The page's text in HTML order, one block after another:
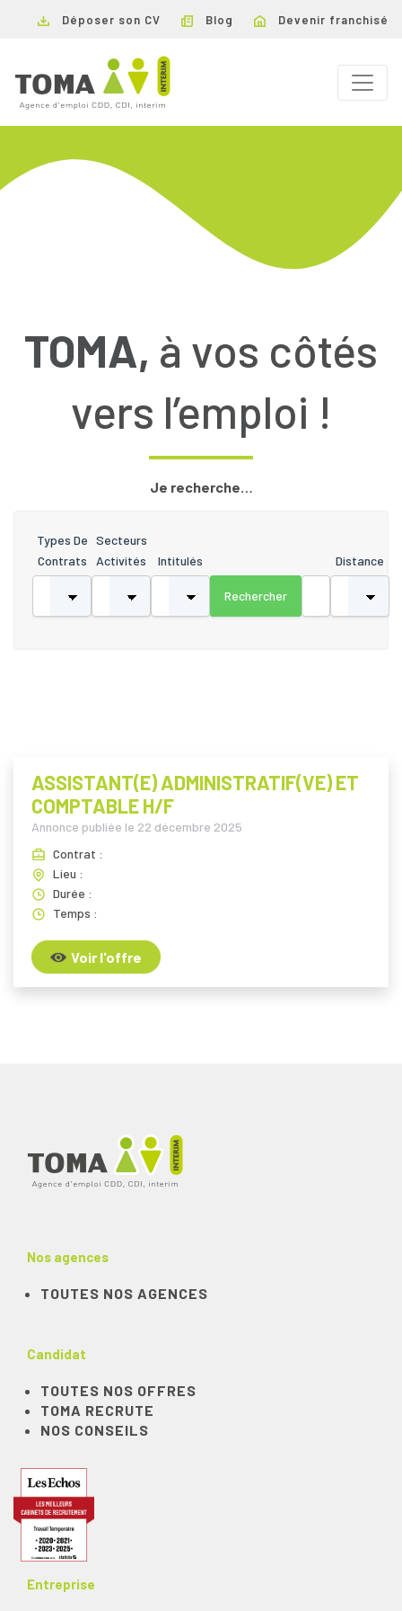
Déposer son CV Blog Devenir franchisé
TOMA, à vos côtés
vers l’emploi !
Je recherche…
Distance
Types De
Contrats
Secteurs
Activités
Intitulés
ASSISTANT(E) ADMINISTRATIF(VE) ET
COMPTABLE H/F
Annonce publiée le 22 décembre 2025
Contrat :
Lieu :
Durée :
Temps :
Voir l'offre
Nos agences
TOUTES NOS AGENCES
Candidat
TOUTES NOS OFFRES
TOMA RECRUTE
NOS CONSEILS
Entreprise